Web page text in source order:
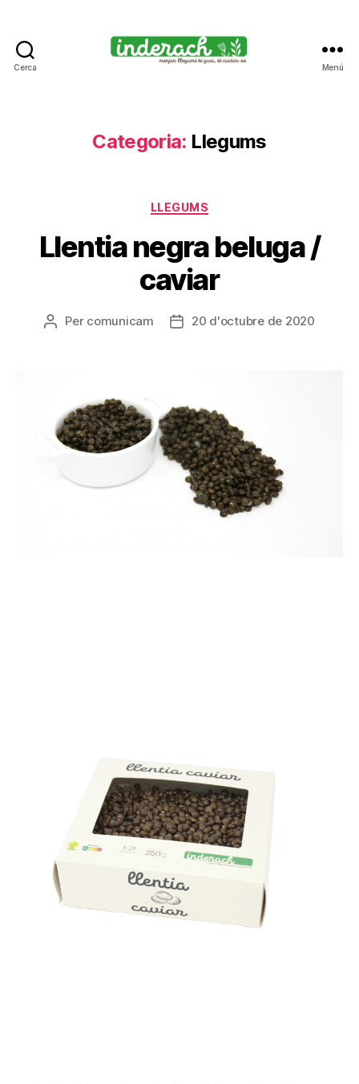
Cerca
pels
llegums
Menú
Categoria: Llegums
Categories
LLEGUMS
Llentia negra beluga /
caviar
Autor
Per comunicam
Data20 d'octubre de 2020